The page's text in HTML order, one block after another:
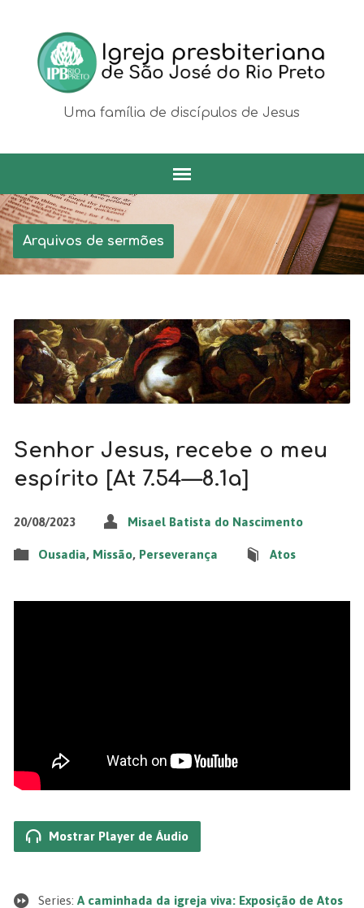
Uma família de discípulos de Jesus
Arquivos de sermões
Senhor Jesus, recebe o meu
espírito [At 7.54—8.1a]
20/08/2023 Misael Batista do Nascimento
Ousadia, Missão, Perseverança Atos
Mostrar Player de Áudio
Series: A caminhada da igreja viva: Exposição de Atos